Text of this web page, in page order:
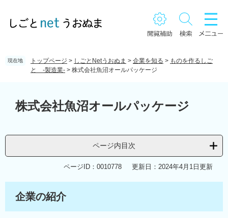
現在地 トップページ > しごとNetうおぬま > 企業を知る > ものを作るしご
と -製造業- > 株式会社魚沼オールパッケージ
株式会社魚沼オールパッケージ
ページ内目次
ページID：0010778 更新日：2024年4月1日更新
企業の紹介